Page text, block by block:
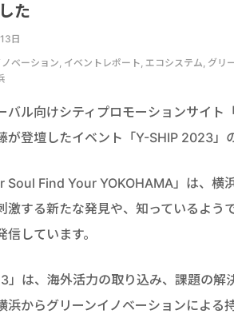
た
日
ベーション, イベントレポート, エコシステム, グリ
バル向けシティプロモーションサイト
が登壇したイベント「Y-SHIP 2023」
Soul Find Your YOKOHAMA」は、横
激する新たな発見や、知っているよう
しています。
」は、海外活力の取り込み、課題の
浜からグリーンイノベーションによ